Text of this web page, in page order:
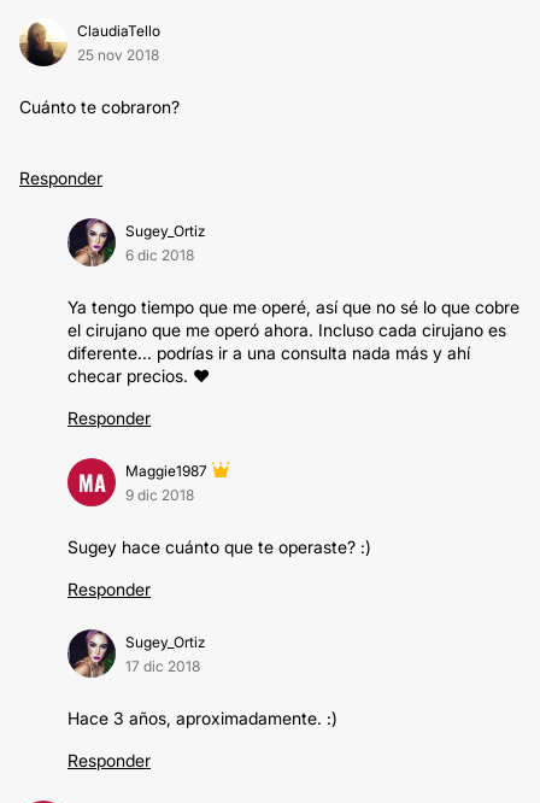
ClaudiaTello
25 nov 2018
Cuánto te cobraron?
Responder
Sugey_Ortiz
6 dic 2018
Ya tengo tiempo que me operé, así que no sé lo que cobre
el cirujano que me operó ahora. Incluso cada cirujano es
diferente... podrías ir a una consulta nada más y ahí
checar precios. ♥️
Responder
MA
Maggie1987
9 dic 2018
Sugey hace cuánto que te operaste? :)
Responder
Sugey_Ortiz
17 dic 2018
Hace 3 años, aproximadamente. :)
Responder